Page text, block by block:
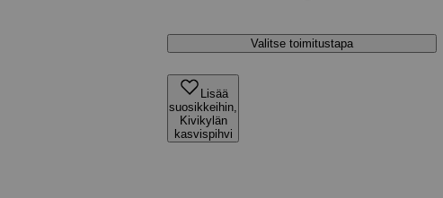
Valitse toimitustapa
Lisää
suosikkeihin,
Kivikylän
kasvispihvi